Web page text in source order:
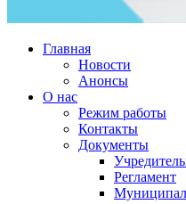
Главная
Новости
Анонсы
О нас
Режим работы
Контакты
Документы
Регламент